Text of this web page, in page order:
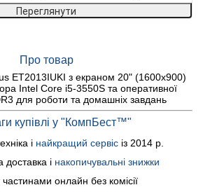
Переглянути
Про товар
ET2013IUKI з екраном 20" (1600x900)
Intel Core i5-3550S та оперативної
для роботи та домашніх завдань
купівлі у "КомпБест™"
і найкращий сервіс із 2014 р.
і накопичувальні знижки
онлайн без комісії